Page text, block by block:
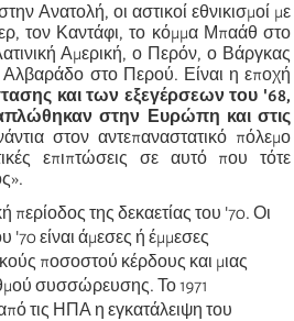
Ανατολή, οι αστικοί εθνικισμοί με
τον Καντάφι, το κόμμα Μπαάθ στο
Αμερική, ο Περόν, ο Βάργκας
στο Περού. Είναι η εποχή
και των εξεγέρσεων του '68,
στην Ευρώπη και στις
στον αντεπαναστατικό πόλεμο
επιπτώσεις σε αυτό που τότε
περίοδος της δεκαετίας του '70. Οι
'70 είναι άμεσες ή έμμεσες
ποσοστού κέρδους και μιας
συσσώρευσης. Το 1971
τις ΗΠΑ η εγκατάλειψη του